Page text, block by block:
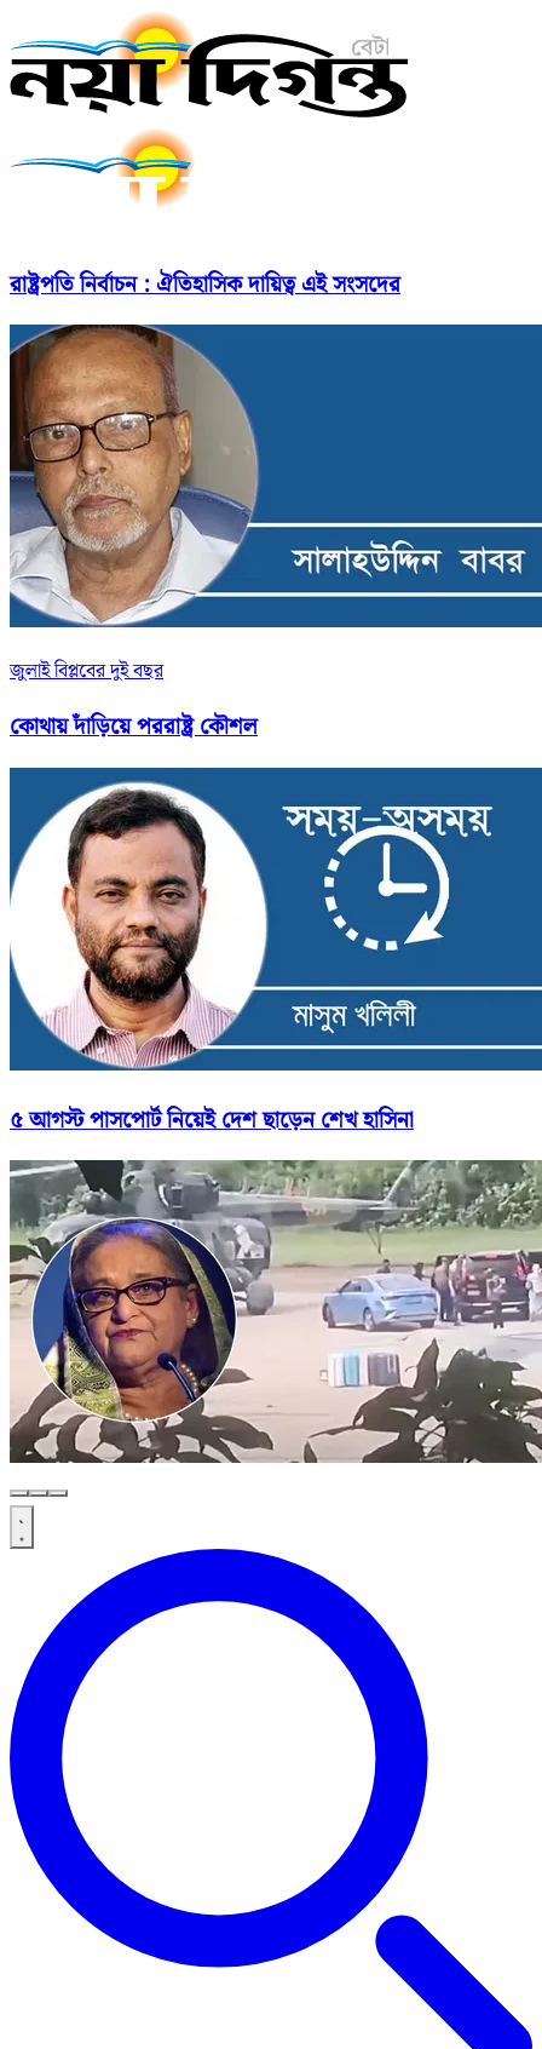
রাষ্ট্রপতি নির্বাচন : ঐতিহাসিক দায়িত্ব এই সংসদের
জুলাই বিপ্লবের দুই বছর
কোথায় দাঁড়িয়ে পররাষ্ট্র কৌশল
৫ আগস্ট পাসপোর্ট নিয়েই দেশ ছাড়েন শেখ হাসিনা